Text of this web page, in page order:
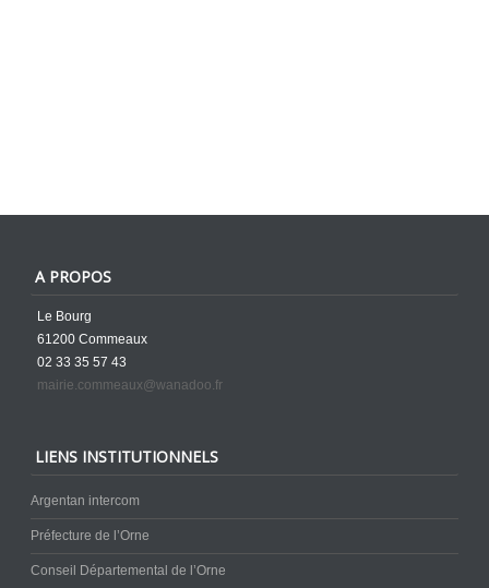
A PROPOS
Le Bourg
61200 Commeaux
02 33 35 57 43
mairie.commeaux@wanadoo.fr
LIENS INSTITUTIONNELS
Argentan intercom
Préfecture de l’Orne
Conseil Départemental de l’Orne